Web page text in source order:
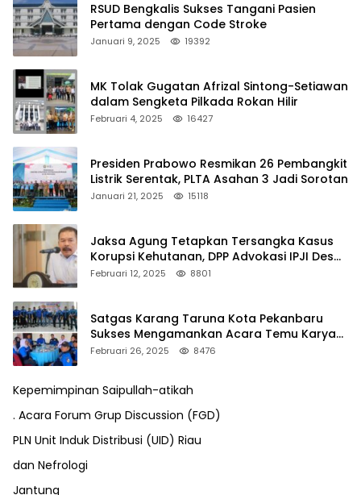
RSUD Bengkalis Sukses Tangani Pasien
Pertama dengan Code Stroke
Januari 9, 2025 19392
MK Tolak Gugatan Afrizal Sintong-Setiawan
dalam Sengketa Pilkada Rokan Hilir
Februari 4, 2025 16427
Presiden Prabowo Resmikan 26 Pembangkit
Listrik Serentak, PLTA Asahan 3 Jadi Sorotan
Januari 21, 2025 15118
Jaksa Agung Tetapkan Tersangka Kasus
Korupsi Kehutanan, DPP Advokasi IPJI Desak
Pengusutan Pajak RAPP
Februari 12, 2025 8801
Satgas Karang Taruna Kota Pekanbaru
Sukses Mengamankan Acara Temu Karya
VII Karang Taruna Pekanbaru
Februari 26, 2025 8476
Kepemimpinan Saipullah-atikah
. Acara Forum Grup Discussion (FGD)
PLN Unit Induk Distribusi (UID) Riau
dan Nefrologi
Jantung